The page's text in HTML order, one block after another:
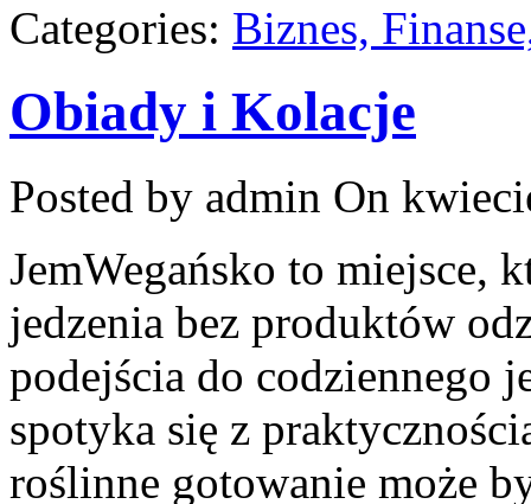
Categories: Biznes,
Obiady i Kolacje
Posted by admin On
JemWegańsko to miejsce,
jedzenia bez produktów
podejścia do codziennego
spotyka się z
roślinne gotowanie może